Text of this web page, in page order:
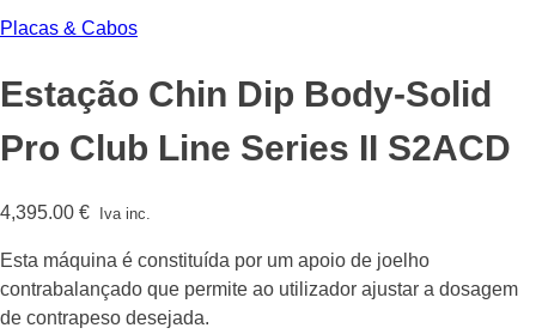
Placas & Cabos
Estação Chin Dip Body-Solid
Pro Club Line Series II S2ACD
4,395.00 € Iva inc.
Esta máquina é constituída por um apoio de joelho
contrabalançado que permite ao utilizador ajustar a dosagem
de contrapeso desejada.